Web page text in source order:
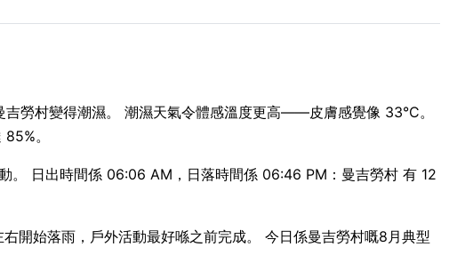
勞村變得潮濕。 潮濕天氣令體感溫度更高——皮膚感覺像 33°C。
。
日出時間係 06:06 AM，日落時間係 06:46 PM：曼吉勞村 有 12
始落雨，戶外活動最好喺之前完成。 今日係曼吉勞村嘅8月典型